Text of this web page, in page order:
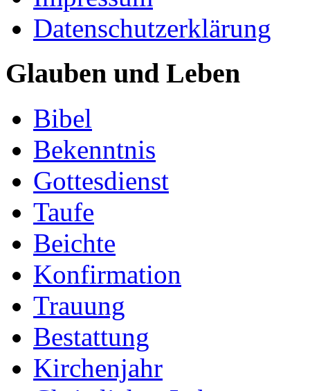
Datenschutzerklärung
Glauben und Leben
Bibel
Bekenntnis
Gottesdienst
Taufe
Beichte
Konfirmation
Trauung
Bestattung
Kirchenjahr